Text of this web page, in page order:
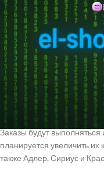
Компания Яндекс
еды и продуктов «Яндекс
Теперь он доступен и в
По информации пресс-
более чем 4 000
для дома, которые
Заказы будут
планируется увеличить их
также Адлер, Сириус и